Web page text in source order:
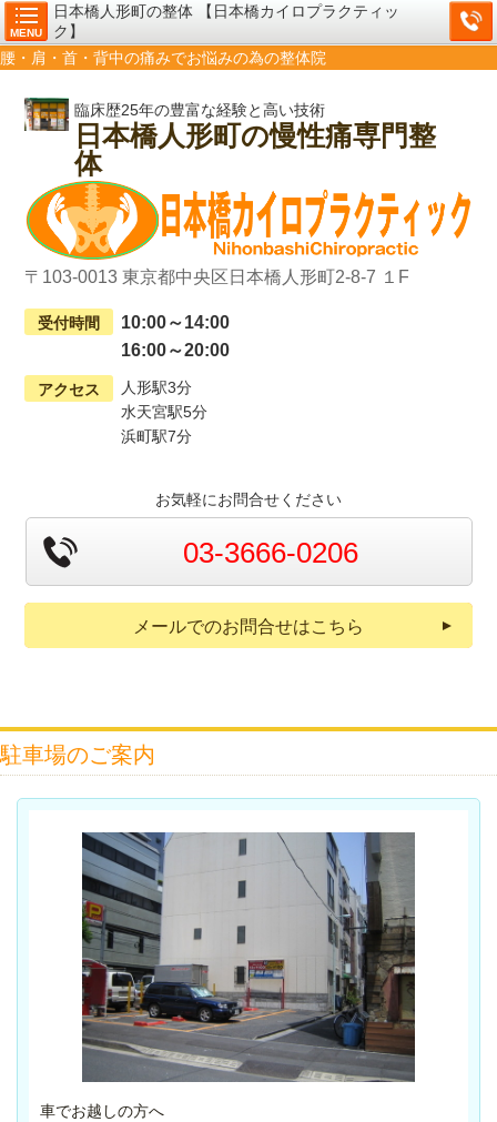
MENU
日本橋人形町の整体 【日本橋カイロプラクティッ
ク】
腰・肩・首・背中の痛みでお悩みの為の整体院
臨床歴25年の豊富な経験と高い技術
日本橋人形町の慢性痛専門整
体
〒103-0013 東京都中央区日本橋人形町2-8-7 １F
受付時間
10:00～14:00
16:00～20:00
アクセス
人形駅3分
水天宮駅5分
浜町駅7分
お気軽にお問合せください
03-3666-0206
メールでのお問合せはこちら
駐車場のご案内
車でお越しの方へ